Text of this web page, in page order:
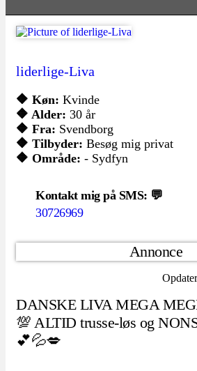
liderlige-Liva
🔶 Køn: Kvinde
🔶 Alder: 30 år
🔶 Fra: Svendborg
🔶 Tilbyder: Besøg mig privat
🔶 Område: - Sydfyn
Kontakt mig på SMS: 💬
30726969
Annonce
DANSKE LIVA MEGA
💯 ALTID trusse-løs og
💕💦💋